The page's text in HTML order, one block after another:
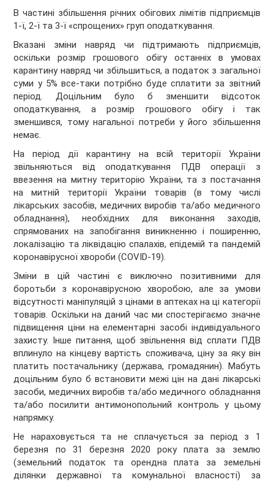
В частині збільшення річних обігових лімітів підприємців
1-ї, 2-ї та 3-ї «спрощених» груп оподаткування.
Вказані зміни навряд чи підтримають підприємців,
оскільки розмір грошового обігу останніх в умовах
карантину навряд чи збільшиться, а податок з загальної
суми у 5% все-таки потрібно буде сплатити за звітний
період. Доцільним було б зменшити відсоток
оподаткування, а розмір грошового обігу і так
зменшився, тому нагальної потреби у його збільшення
немає.
На період дії карантину на всій території України
звільняються від оподаткування ПДВ операції з
ввезення на митну територію України, та з постачання
на митній території України товарів (в тому числі
лікарських засобів, медичних виробів та/або медичного
обладнання), необхідних для виконання заходів,
спрямованих на запобігання виникненню і поширенню,
локалізацію та ліквідацію спалахів, епідемій та пандемій
коронавірусної хвороби (COVID-19).
Зміни в цій частині є виключно позитивними для
боротьби з коронавірусною хворобою, але за умови
відсутності маніпуляцій з цінами в аптеках на ці категорії
товарів. Оскільки на даний час ми спостерігаємо значне
підвищення ціни на елементарні засобі індивідуального
захисту. Інше питання, щоб звільнення від сплати ПДВ
вплинуло на кінцеву вартість споживача, ціну за яку він
платить постачальнику (держава, громадянин). Мабуть
доцільним було б встановити межі цін на дані лікарські
засоби, медичних виробів та/або медичного обладнання
та/або посилити антимонопольний контроль у цьому
напрямку.
Не нараховується та не сплачується за період з 1
березня по 31 березня 2020 року плата за землю
(земельний податок та орендна плата за земельні
ділянки державної та комунальної власності) за